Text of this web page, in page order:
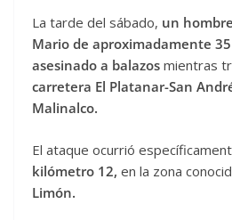
La tarde del sábado, un
Mario de aproximadamente
asesinado a balazos mientras
carretera El Platanar-San
Malinalco.
El ataque ocurrió
kilómetro 12, en la zona
Limón.